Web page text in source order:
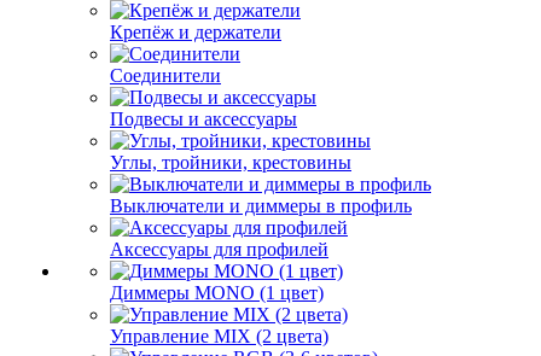
Крепёж и держатели
Соединители
Подвесы и аксессуары
Углы, тройники, крестовины
Выключатели и диммеры в профиль
Аксессуары для профилей
Диммеры MONO (1 цвет)
Управление MIX (2 цвета)